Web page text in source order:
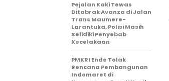
Pejalan Kaki Tewas
Ditabrak Avanza di Jalan
Trans Maumere-
Larantuka, Polisi Masih
Selidiki Penyebab
Kecelakaan
PMKRI Ende Tolak
Rencana Pembangunan
Indomaret di